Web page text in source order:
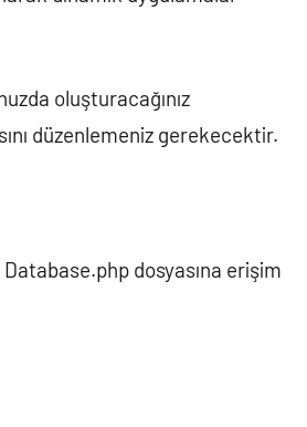
oluşturacağınız
düzenlemeniz gerekecektir.
dosyasına erişim